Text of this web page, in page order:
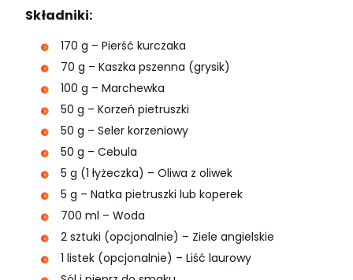
Składniki:
170 g – Pierść kurczaka
70 g – Kaszka pszenna (grysik)
100 g – Marchewka
50 g – Korzeń pietruszki
50 g – Seler korzeniowy
50 g – Cebula
5 g (1 łyżeczka) – Oliwa z oliwek
5 g – Natka pietruszki lub koperek
700 ml – Woda
2 sztuki (opcjonalnie) – Ziele angielskie
1 listek (opcjonalnie) – Liść laurowy